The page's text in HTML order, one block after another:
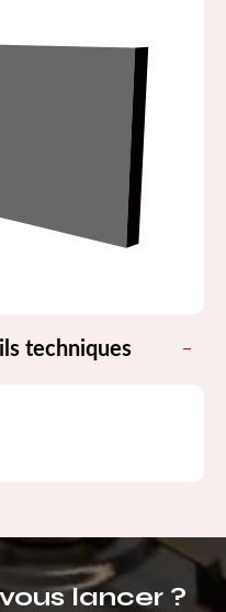
techniques
lancer ?